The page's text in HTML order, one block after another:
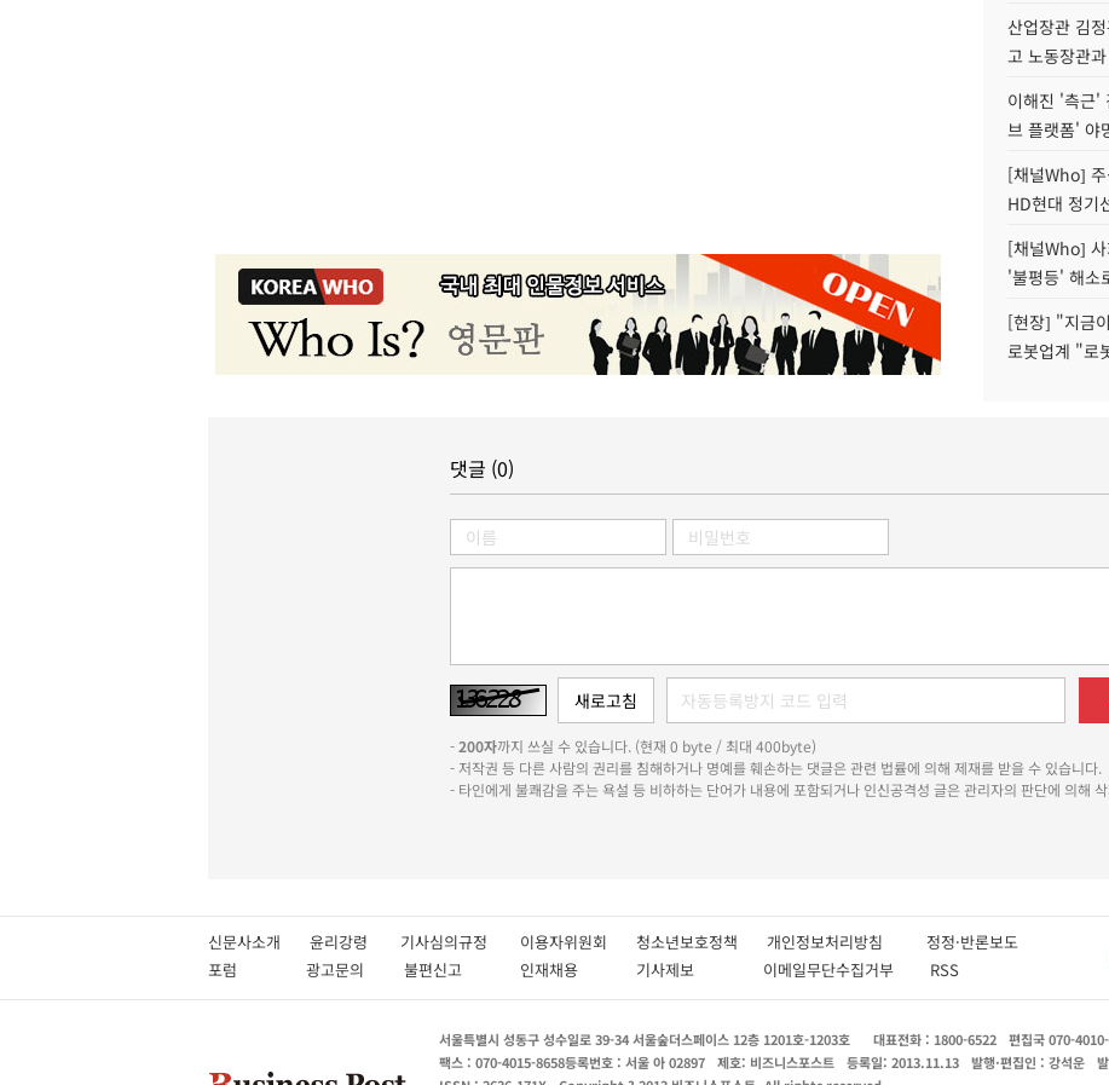
산업장관 김
고 노동장관
이해진 '측근'
브 플랫폼' 야
[채널Who] 주
HD현대 정기
[채널Who]
'불평등' 해소
[현장] "지금
로봇업계 "로
댓글 (0)
-200자까지 쓰실 수 있습니다. (현재 0 byte / 최대 400byte)
- 저작권 등 다른 사람의 권리를 침해하거나 명예를 훼손하는 댓글은 관련 법률에 의해 제재를 받을 수 있습니다.
- 타인에게 불쾌감을 주는 욕설 등 비하하는 단어가 내용에 포함되거나 인신공격성 글은 관리자의 판단에 의해
신문사소개 윤리강령 기사심의규정 이용자위원회 청소년보호정책 개인정보처리방침 정정·반론보도
포럼
광고문의 불편신고 인재채용 기사제보 이메일무단수집거부 RSS
서울특별시 성동구 성수일로 39-34 서울숲더스페이스 12층 1201호-1203호 대표전화 : 1800-6522 편집국 070-
팩스 : 070-4015-8658등록번호 : 서울 아 02897 제호: 비즈니스포스트 등록일: 2013.11.13 발행·편집인 : 강석운